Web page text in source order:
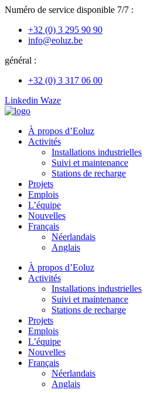
Aller
contenu
Numéro de service disponible 7/7 :
+32 (0) 3 295 90 90
info@eoluz.be
général :
+32 (0) 3 317 06 00
Linkedin Waze
À propos d’Eoluz
Activités
Installations industrielles
Suivi et maintenance
Stations de recharge
Projets
Emplois
L’équipe
Nouvelles
Français
Néerlandais
Anglais
À propos d’Eoluz
Activités
Installations industrielles
Suivi et maintenance
Stations de recharge
Projets
Emplois
L’équipe
Nouvelles
Français
Néerlandais
Anglais